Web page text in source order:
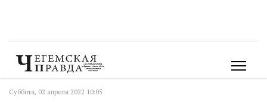
Суббота, 02 апреля 2022 10:05